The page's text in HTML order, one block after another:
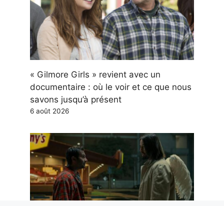
« Gilmore Girls » revient avec un
documentaire : où le voir et ce que nous
savons jusqu’à présent
6 août 2026